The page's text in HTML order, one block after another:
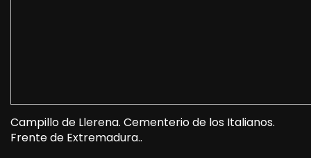
Campillo de Llerena. Cementerio de los Italianos.
Frente de Extremadura..